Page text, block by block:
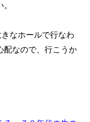
なホールで行なわ
配なので、行こうか